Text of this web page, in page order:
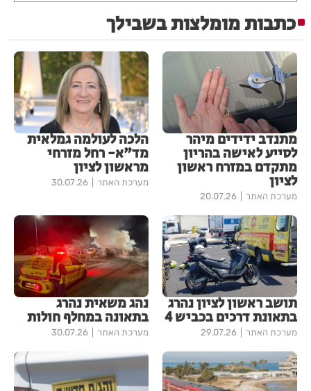
כתבות מומלצות בשבילך
מתנדב ידידים מיהר
לסייע לאישה בהריון
מתקדם במזרח ראשון
לציון
מערכת האתר 20.07.26
הלכה לעולמה גמלאית
מד"א- רחל מזרחי
מראשון לציון
מערכת האתר 30.07.26
תושב ראשון לציון נהרג
בתאונת דרכים בכביש 4
מערכת האתר 29.07.26
נהג משאית נהרג
בתאונה במחלף חולות
מערכת האתר 30.07.26